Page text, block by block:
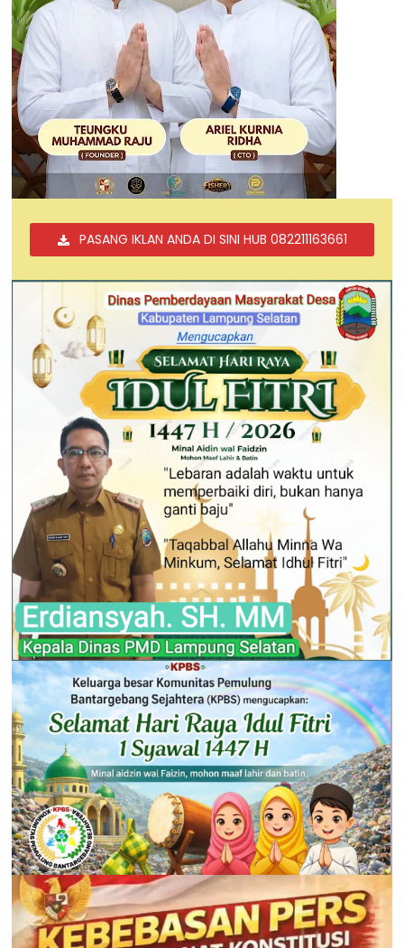
PASANG IKLAN ANDA DI SINI HUB 082211163661